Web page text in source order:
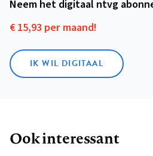
Neem het digitaal ntvg
€ 15,93 per maand!
IK WIL DIGITAAL
Ook interessant